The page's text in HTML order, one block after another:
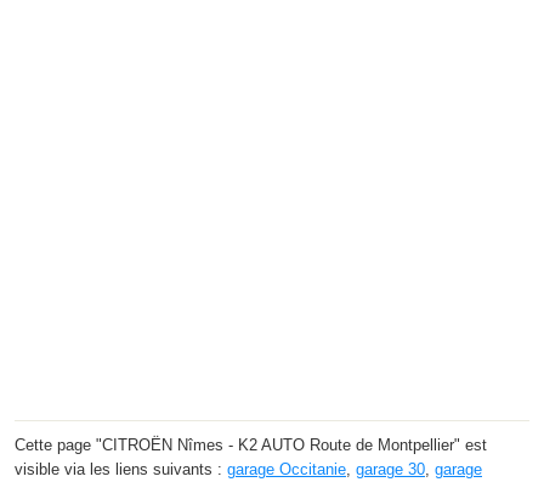
Cette page "CITROËN Nîmes - K2 AUTO Route de Montpellier" est
visible via les liens suivants : garage Occitanie garage 30 garage